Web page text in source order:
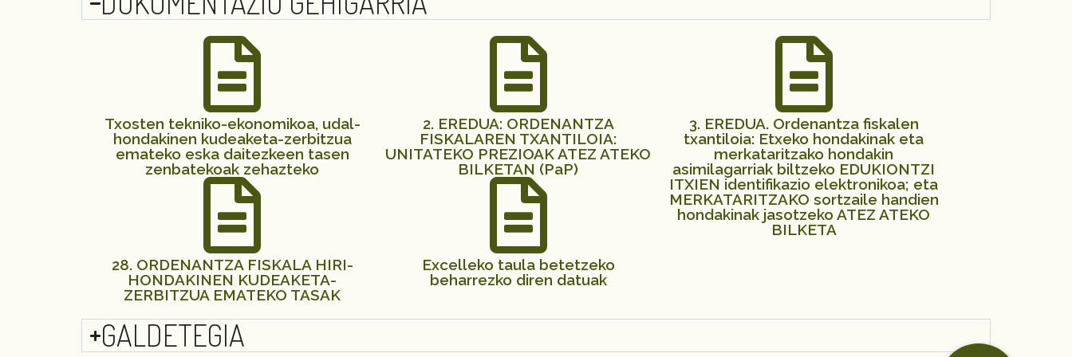
Txosten tekniko-ekonomikoa, udal-
hondakinen kudeaketa-zerbitzua
emateko eska daitezkeen tasen
zenbatekoak zehazteko
28. ORDENANTZA FISKALA HIRI-
HONDAKINEN KUDEAKETA-
ZERBITZUA EMATEKO TASAK
2. EREDUA: ORDENANTZA
FISKALAREN TXANTILOIA:
UNITATEKO PREZIOAK ATEZ ATEKO
BILKETAN (PaP)
Excelleko taula betetzeko
beharrezko diren datuak
3. EREDUA. Ordenantza fiskalen
txantiloia: Etxeko hondakinak eta
merkataritzako hondakin
asimilagarriak biltzeko EDUKIONTZI
ITXIEN identifikazio elektronikoa; eta
MERKATARITZAKO sortzaile handien
hondakinak jasotzeko ATEZ ATEKO
BILKETA
GALDETEGIA